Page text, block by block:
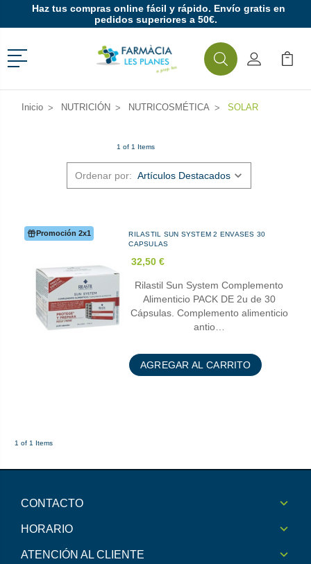
Haz tus compras online fácil y rápido. Envío gratis en
pedidos superiores a 50€.
Menú
BuscarMi Cuenta
Mi
Inicio NUTRICIÓN NUTRICOSMÉTICA SOLAR
1 of 1 Items
Ordenar por:
Promoción 2x1
RILASTIL SUN SYSTEM 2 ENVASES 30
CAPSULAS
32,50 €
Rilastil Sun System Complemento
Alimenticio PACK DE 2u de 30
Cápsulas. Complemento alimenticio
antio…
AGREGAR AL CARRITO
1 of 1 Items
CONTACTO
HORARIO
ATENCIÓN AL CLIENTE